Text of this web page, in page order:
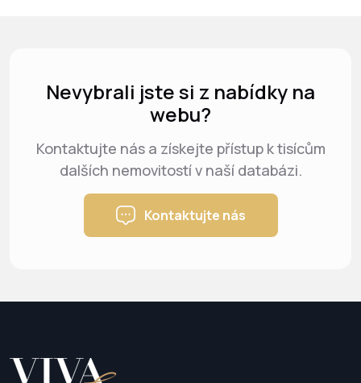
Nevybrali jste si z nabídky na
webu?
Kontaktujte nás a získejte přístup k tisícům
dalších nemovitostí v naší databázi.
Kontaktujte nás